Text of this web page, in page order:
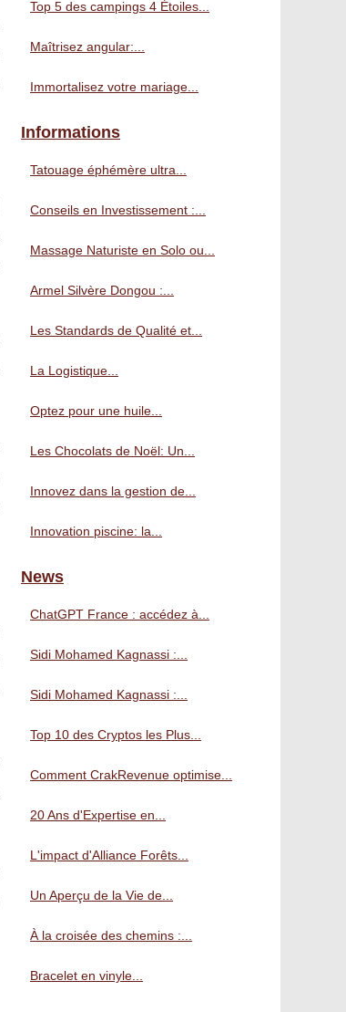
Top 5 des campings 4 Étoiles...
Maîtrisez angular:...
Immortalisez votre mariage...
Informations
Tatouage éphémère ultra...
Conseils en Investissement :...
Massage Naturiste en Solo ou...
Armel Silvère Dongou :...
Les Standards de Qualité et...
La Logistique...
Optez pour une huile...
Les Chocolats de Noël: Un...
Innovez dans la gestion de...
Innovation piscine: la...
News
ChatGPT France : accédez à...
Sidi Mohamed Kagnassi :...
Sidi Mohamed Kagnassi :...
Top 10 des Cryptos les Plus...
Comment CrakRevenue optimise...
20 Ans d'Expertise en...
L'impact d'Alliance Forêts...
Un Aperçu de la Vie de...
À la croisée des chemins :...
Bracelet en vinyle...